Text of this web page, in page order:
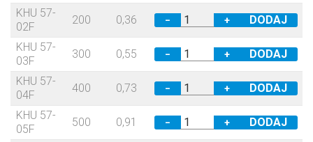
KHU 57-
02F
200 0,36 − +
KHU 57-
03F
300 0,55 − +
KHU 57-
04F
400 0,73 − +
KHU 57-
05F
500 0,91 − +